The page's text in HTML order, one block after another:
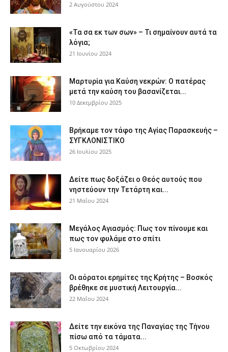
2 Αυγούστου 2024
«Τα σα εκ των σων» – Τι σημαίνουν αυτά τα
λόγια;
21 Ιουνίου 2024
Μαρτυρία για Καύση νεκρών: Ο πατέρας
μετά την καύση του βασανίζεται...
10 Δεκεμβρίου 2025
Βρήκαμε τον τάφο της Αγίας Παρασκευής –
ΣΥΓΚΛΟΝΙΣΤΙΚΟ
26 Ιουλίου 2025
Δείτε πως δοξάζει ο Θεός αυτούς που
νηστεύουν την Τετάρτη και...
21 Μαΐου 2024
Μεγάλος Αγιασμός: Πως τον πίνουμε και
πως τον φυλάμε στο σπίτι
5 Ιανουαρίου 2026
Οι αόρατοι ερημίτες της Κρήτης – Βοσκός
βρέθηκε σε μυστική Λειτουργία...
22 Μαΐου 2024
Δείτε την εικόνα της Παναγίας της Τήνου
πίσω από τα τάματα...
5 Οκτωβρίου 2024